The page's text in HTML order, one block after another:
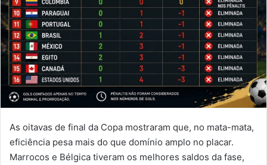
As oitavas de final da Copa mostraram que, no mata-mata,
eficiência pesa mais do que domínio amplo no placar.
Marrocos e Bélgica tiveram os melhores saldos da fase,